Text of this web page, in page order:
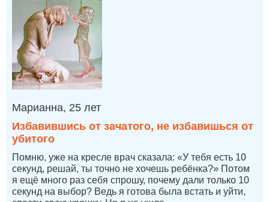
Марианна, 25 лет
Избавившись от зачатого, не избавишься от
убитого
Помню, уже на кресле врач сказала: «У тебя есть 10
секунд, решай, ты точно не хочешь ребёнка?» Потом
я ещё много раз себя спрошу, почему дали только 10
секунд на выбор? Ведь я готова была встать и уйти,